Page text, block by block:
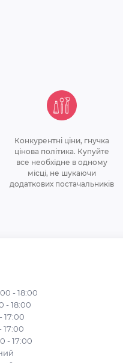
Конкурентні ціни, гнучка
цінова політикa. Купуйте
все необхідне в одному
місці, не шукаючи
додаткових постачальників
- 18:00
- 18:00
17:00
17:00
- 17:00